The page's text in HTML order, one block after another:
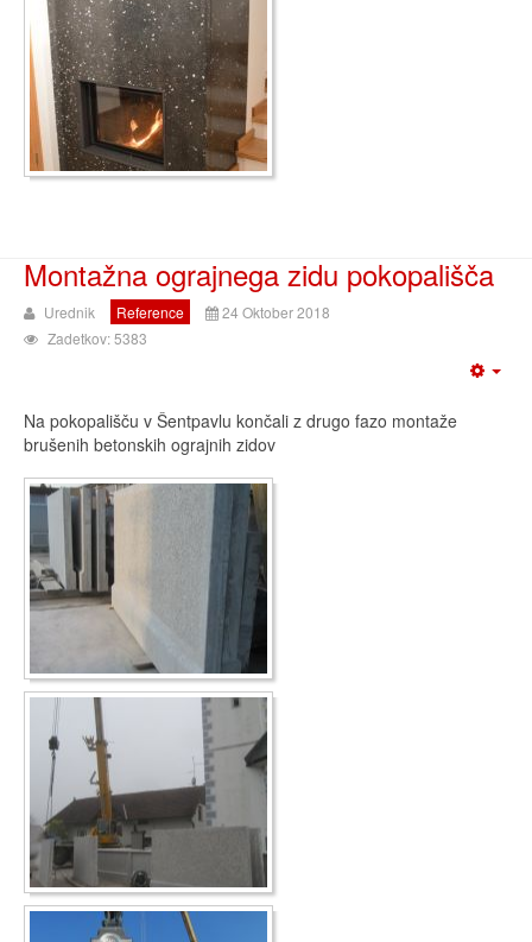
Montažna ograjnega zidu pokopališča
Urednik Reference
24 Oktober 2018
Zadetkov: 5383
Na pokopališču v Šentpavlu končali z drugo fazo montaže
brušenih betonskih ograjnih zidov